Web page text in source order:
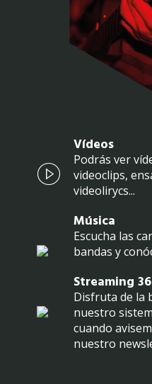
Vídeos
Podrás ver
videoclips,
videolirycs...
Música
Escucha las
bandas y
Streaming
Disfruta de la
nuestro
cuando
nuestro